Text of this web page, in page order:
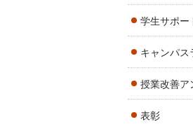
学生サポー
キャンパス
授業改善ア
表彰